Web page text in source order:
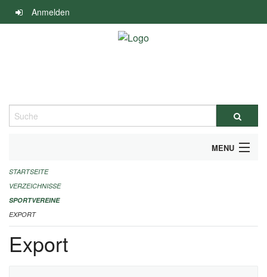
Navigation
überspringen
Anmelden
Suche
MENU
ALLGEMEINE INFORMATIONEN
FINANZIELLE UNTERSTÜTZUNG BENÖTIGT?
KONTAKT
STARTSEITE
VERZEICHNISSE
SPORTVEREINE
EXPORT
Export